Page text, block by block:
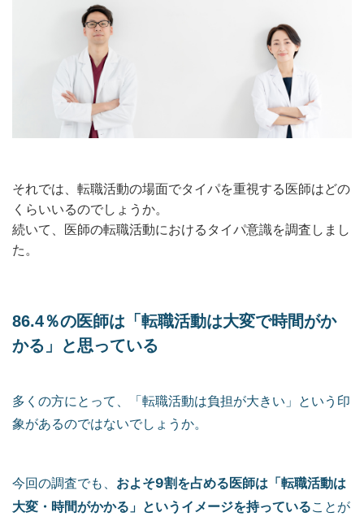
それでは、転職活動の場面でタイパを重視する医師はどの
くらいいるのでしょうか。
続いて、医師の転職活動におけるタイパ意識を調査しまし
た。
86.4％の医師は「転職活動は大変で時間がか
かる」と思っている
多くの方にとって、「転職活動は負担が大きい」という印
象があるのではないでしょうか。
今回の調査でも、 およそ9割を占める医師は「転職活動は
大変・時間がかかる」というイメージを持っていることが